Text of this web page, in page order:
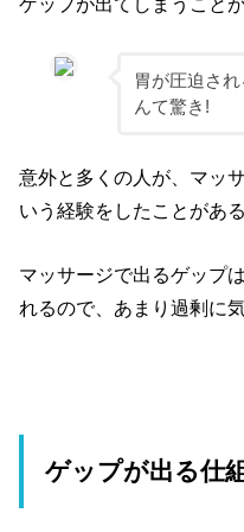
胃が圧迫さ
んて驚き!
意外と多くの人が、マッ
いう経験をしたことがあ
マッサージで出るゲップ
れるので、あまり過剰に
ゲップが出る仕